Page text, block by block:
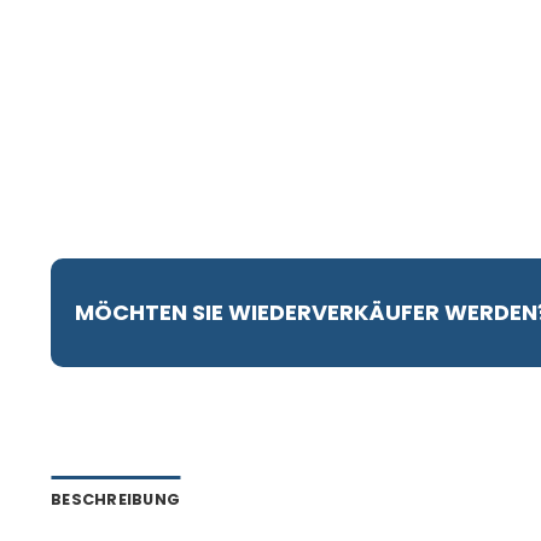
MÖCHTEN SIE WIEDERVERKÄUFER
BESCHREIBUNG